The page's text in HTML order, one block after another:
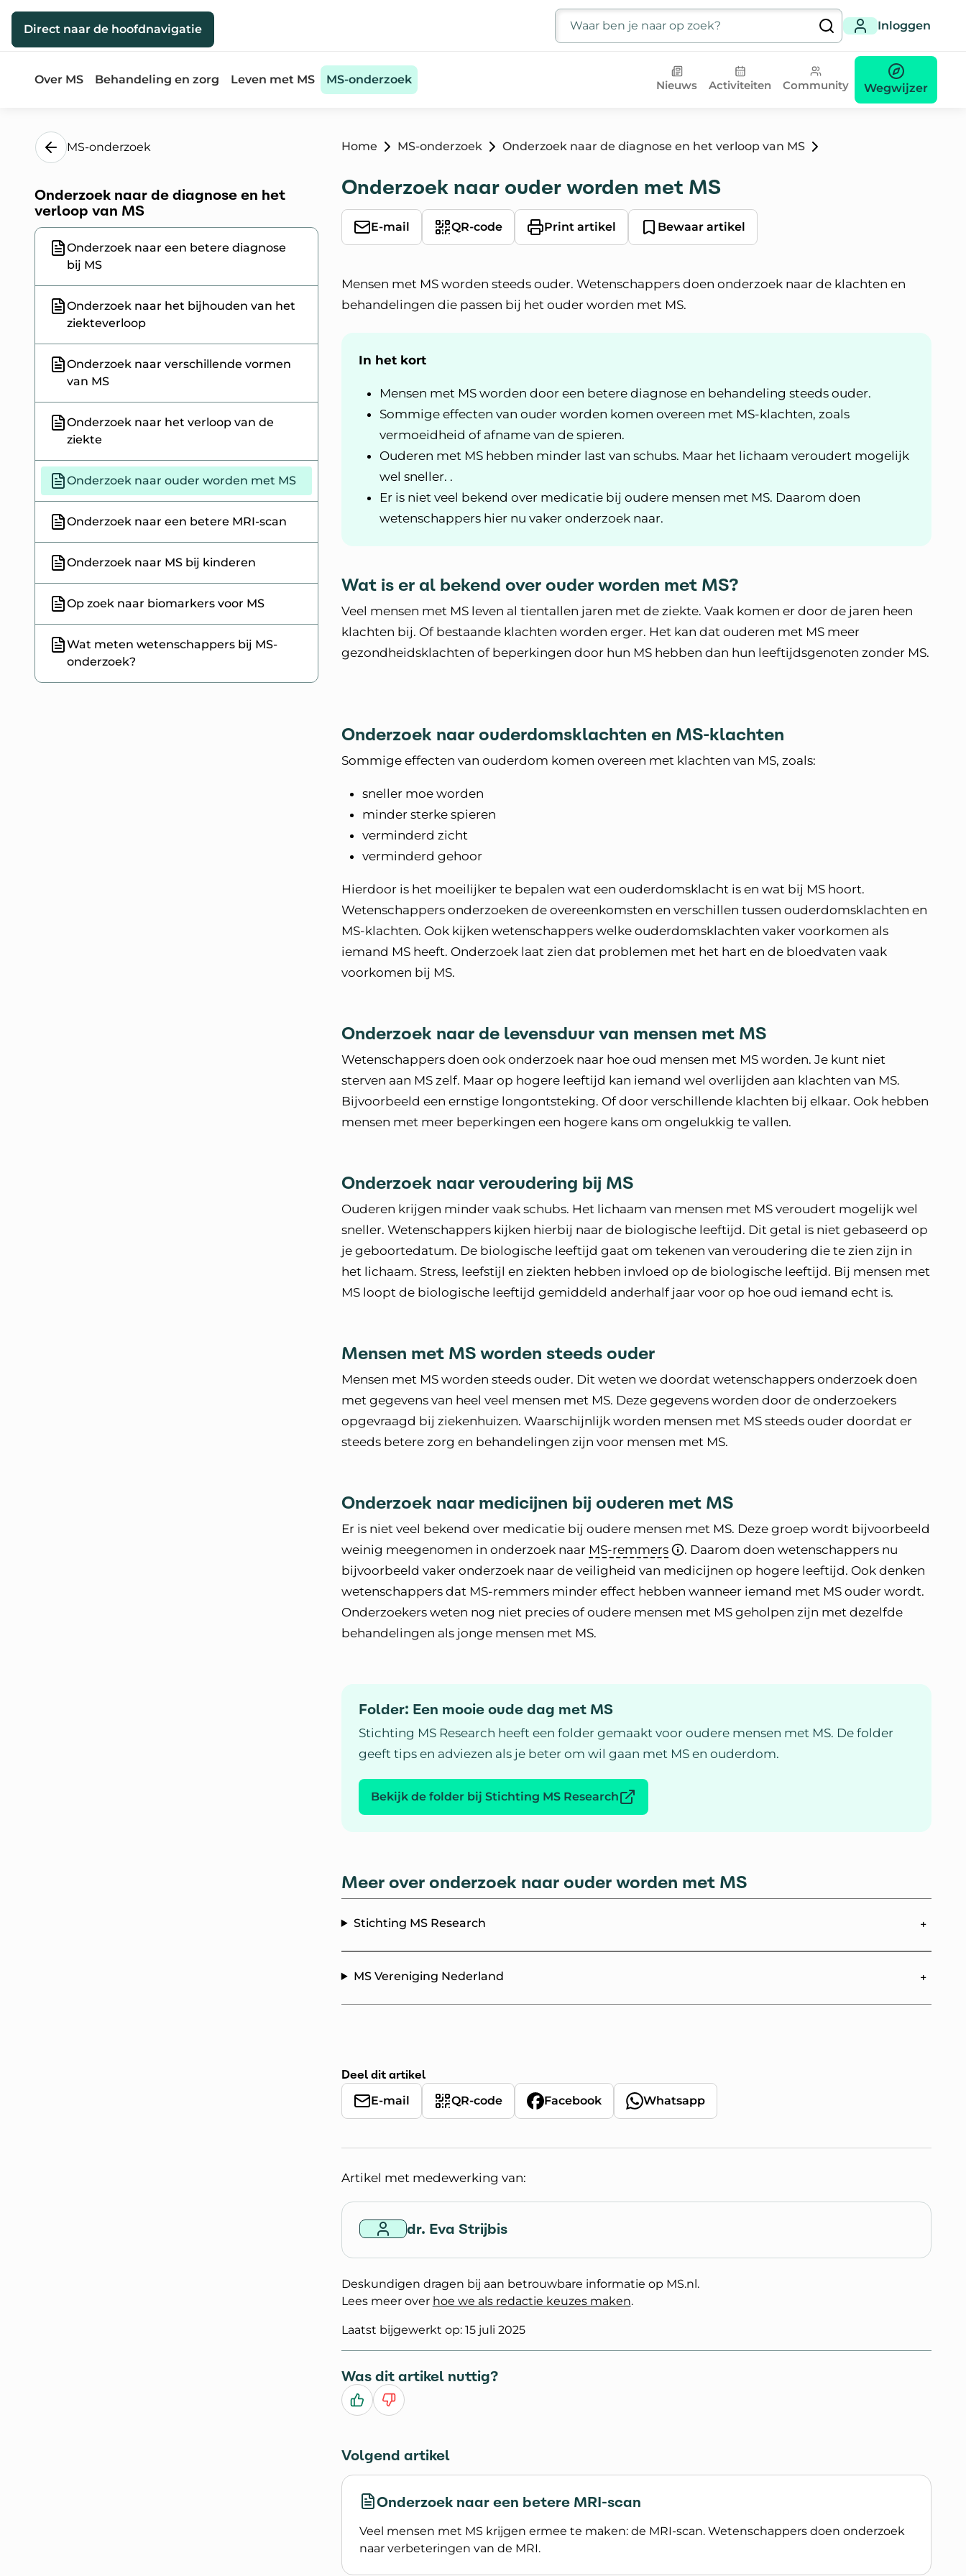
Direct naar de inhoud
Direct naar de hoofdnavigatie
Zoeken
Inloggen
Over MS Behandeling en zorg Leven met MS MS-onderzoek Nieuws Activiteiten Community Wegwijzer
MS-onderzoek
Onderzoek naar de diagnose en het
verloop van MS
Onderzoek naar een betere diagnose
bij MS
Onderzoek naar het bijhouden van het
ziekteverloop
Onderzoek naar verschillende vormen
van MS
Onderzoek naar het verloop van de
ziekte
Onderzoek naar ouder worden met MS
Onderzoek naar een betere MRI-scan
Onderzoek naar MS bij kinderen
Op zoek naar biomarkers voor MS
Wat meten wetenschappers bij MS-
onderzoek?
Home MS-onderzoek Onderzoek naar de diagnose en het verloop van MS
Onderzoek naar ouder worden met MS
E-mail QR-code Print artikel Bewaar artikel
Mensen met MS worden steeds ouder. Wetenschappers doen onderzoek naar de klachten en
behandelingen die passen bij het ouder worden met MS.
In het kort
Mensen met MS worden door een betere diagnose en behandeling steeds ouder.
Sommige effecten van ouder worden komen overeen met MS-klachten, zoals
vermoeidheid of afname van de spieren.
Ouderen met MS hebben minder last van schubs. Maar het lichaam veroudert mogelijk
wel sneller. .
Er is niet veel bekend over medicatie bij oudere mensen met MS. Daarom doen
wetenschappers hier nu vaker onderzoek naar.
Wat is er al bekend over ouder worden met MS?
Veel mensen met MS leven al tientallen jaren met de ziekte. Vaak komen er door de jaren heen
klachten bij. Of bestaande klachten worden erger. Het kan dat ouderen met MS meer
gezondheidsklachten of beperkingen door hun MS hebben dan hun leeftijdsgenoten zonder MS.
Onderzoek naar ouderdomsklachten en MS-klachten
Sommige effecten van ouderdom komen overeen met klachten van MS, zoals:
sneller moe worden
minder sterke spieren
verminderd zicht
verminderd gehoor
Hierdoor is het moeilijker te bepalen wat een ouderdomsklacht is en wat bij MS hoort.
Wetenschappers onderzoeken de overeenkomsten en verschillen tussen ouderdomsklachten en
MS-klachten. Ook kijken wetenschappers welke ouderdomsklachten vaker voorkomen als
iemand MS heeft. Onderzoek laat zien dat problemen met het hart en de bloedvaten vaak
voorkomen bij MS.
Onderzoek naar de levensduur van mensen met MS
Wetenschappers doen ook onderzoek naar hoe oud mensen met MS worden. Je kunt niet
sterven aan MS zelf. Maar op hogere leeftijd kan iemand wel overlijden aan klachten van MS.
Bijvoorbeeld een ernstige longontsteking. Of door verschillende klachten bij elkaar. Ook hebben
mensen met meer beperkingen een hogere kans om ongelukkig te vallen.
Onderzoek naar veroudering bij MS
Ouderen krijgen minder vaak schubs. Het lichaam van mensen met MS veroudert mogelijk wel
sneller. Wetenschappers kijken hierbij naar de biologische leeftijd. Dit getal is niet gebaseerd op
je geboortedatum. De biologische leeftijd gaat om tekenen van veroudering die te zien zijn in
het lichaam. Stress, leefstijl en ziekten hebben invloed op de biologische leeftijd. Bij mensen met
MS loopt de biologische leeftijd gemiddeld anderhalf jaar voor op hoe oud iemand echt is.
Mensen met MS worden steeds ouder
Mensen met MS worden steeds ouder. Dit weten we doordat wetenschappers onderzoek doen
met gegevens van heel veel mensen met MS. Deze gegevens worden door de onderzoekers
opgevraagd bij ziekenhuizen. Waarschijnlijk worden mensen met MS steeds ouder doordat er
steeds betere zorg en behandelingen zijn voor mensen met MS.
Onderzoek naar medicijnen bij ouderen met MS
Er is niet veel bekend over medicatie bij oudere mensen met MS. Deze groep wordt bijvoorbeeld
weinig meegenomen in onderzoek naar MS-remmers
. Daarom doen wetenschappers nu
bijvoorbeeld vaker onderzoek naar de veiligheid van medicijnen op hogere leeftijd. Ook denken
wetenschappers dat MS-remmers minder effect hebben wanneer iemand met MS ouder wordt.
Onderzoekers weten nog niet precies of oudere mensen met MS geholpen zijn met dezelfde
behandelingen als jonge mensen met MS.
Folder: Een mooie oude dag met MS
Stichting MS Research heeft een folder gemaakt voor oudere mensen met MS. De folder
geeft tips en adviezen als je beter om wil gaan met MS en ouderdom.
Bekijk de folder bij Stichting MS Research
Meer over onderzoek naar ouder worden met MS
Stichting MS Research
MS Vereniging Nederland
Deel dit artikel
E-mail QR-code Facebook Whatsapp
Artikel met medewerking van:
dr. Eva Strijbis
Deskundigen dragen bij aan betrouwbare informatie op MS.nl.
Lees meer over hoe we als redactie keuzes maken.
Laatst bijgewerkt op: 15 juli 2025
Was dit artikel nuttig?
Ja Nee
Volgend artikel
Onderzoek naar een betere MRI-scan
Veel mensen met MS krijgen ermee te maken: de MRI-scan. Wetenschappers doen onderzoek
naar verbeteringen van de MRI.